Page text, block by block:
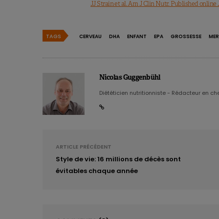
JJ Strain et al. Am J Clin Nutr. Published online
TAGS CERVEAU DHA ENFANT EPA GROSSESSE
Nicolas Guggenbühl
Diététicien nutritionniste - Rédacteur en
ARTICLE PRÉCÉDENT
Style de vie: 16 millions de décès sont
évitables chaque année